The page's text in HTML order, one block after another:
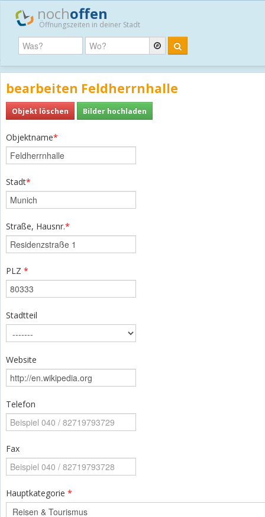
nochoffen
Öffnungszeiten in deiner Stadt
bearbeiten Feldherrnhalle
Objekt löschen Bilder hochladen
Objektname*
Stadt*
Straße, Hausnr.*
PLZ *
Stadtteil
Website
Telefon
Fax
Hauptkategorie *